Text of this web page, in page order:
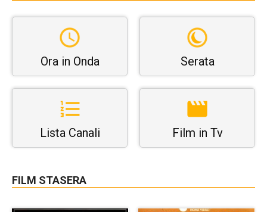
Ora in Onda Serata
Lista Canali Film in Tv
FILM STASERA